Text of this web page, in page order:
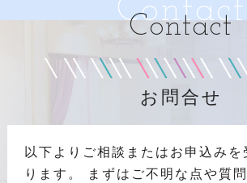
Contact
Contact
お問合せ
以下よりご相談またはお申込みを
ります。
まずはご不明な点や質